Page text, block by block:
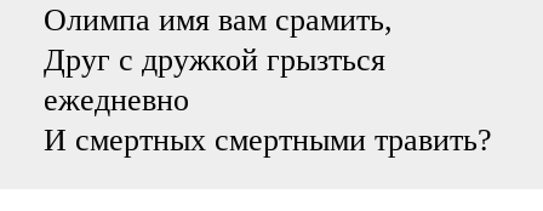
Олимпа имя вам срамить,
Друг с дружкой грызться
ежедневно
И смертных смертными травить?